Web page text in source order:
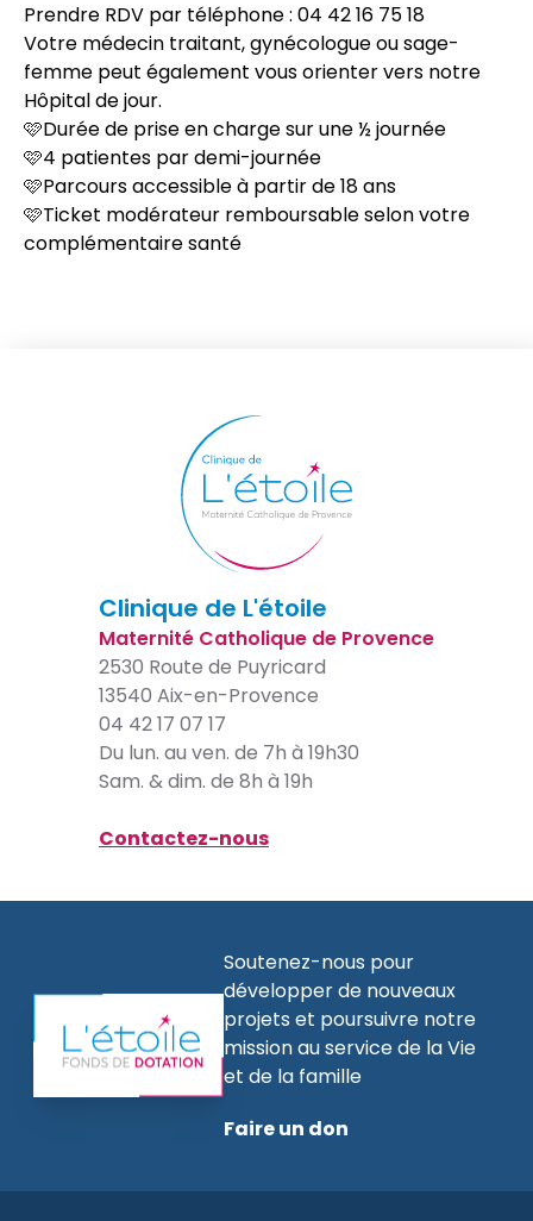
Prendre RDV par téléphone : 04 42 16 75 18
Votre médecin traitant, gynécologue ou sage-
femme peut également vous orienter vers notre
Hôpital de jour.
🩷Durée de prise en charge sur une ½ journée
🩷4 patientes par demi-journée
🩷Parcours accessible à partir de 18 ans
🩷Ticket modérateur remboursable selon votre
complémentaire santé
Clinique de L'étoile
Maternité Catholique de Provence
2530 Route de Puyricard
13540 Aix-en-Provence
04 42 17 07 17
Du lun. au ven. de 7h à 19h30
Sam. & dim. de 8h à 19h
Contactez-nous
Soutenez-nous pour
développer de nouveaux
projets et poursuivre notre
mission au service de la Vie
et de la famille
Faire un don